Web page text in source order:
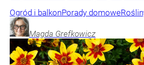
Ogród i balkonPorady domowe
Magda Grefkowicz